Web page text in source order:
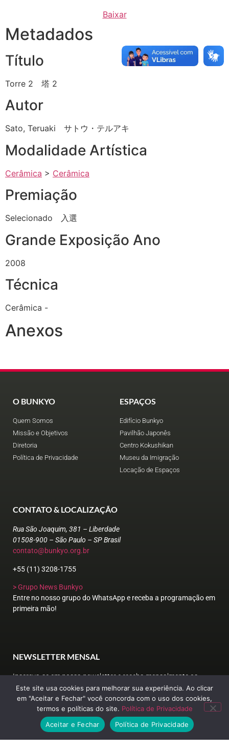
Baixar
Metadados
Título
Torre 2 塔 2
Autor
Sato, Teruaki サトウ・テルアキ
Modalidade Artística
Cerâmica > Cerâmica
Premiação
Selecionado 入選
Grande Exposição Ano
2008
Técnica
Cerâmica -
Anexos
O BUNKYO
Quem Somos
Missão e Objetivos
Diretoria
Política de Privacidade
ESPAÇOS
Edifício Bunkyo
Pavilhão Japonês
Centro Kokushikan
Museu da Imigração
Locação de Espaços
CONTATO & LOCALIZAÇÃO
Rua São Joaquim, 381 – Liberdade
01508-900 – São Paulo – SP Brasil
contato@bunkyo.org.br
+55 (11) 3208-1755
> Grupo News Bunkyo
Entre no nosso grupo do WhatsApp e receba a programação em
primeira mão!
NEWSLETTER MENSAL
Inscreva-se em nossa newsletter e receba mensalmente os
principais eventos e notícias do Bunkyo.
Este site usa cookies para melhorar sua experiência. Ao clicar
em "Aceitar e Fechar" você concorda com o uso dos cookies,
termos e políticas do site. Política de Privacidade
Aceitar e Fechar
Política de Privacidade